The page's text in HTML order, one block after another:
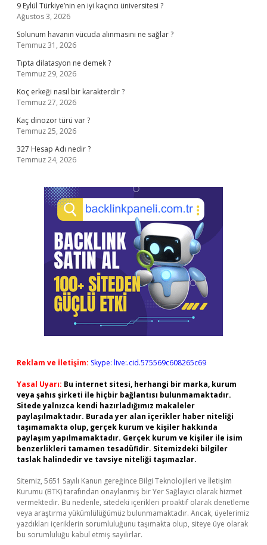
9 Eylül Türkiye’nin en iyi kaçıncı üniversitesi ?
Ağustos 3, 2026
Solunum havanın vücuda alınmasını ne sağlar ?
Temmuz 31, 2026
Tıpta dilatasyon ne demek ?
Temmuz 29, 2026
Koç erkeği nasıl bir karakterdir ?
Temmuz 27, 2026
Kaç dinozor türü var ?
Temmuz 25, 2026
327 Hesap Adı nedir ?
Temmuz 24, 2026
Reklam ve İletişim: Skype: live:.cid.575569c608265c69
Yasal Uyarı: Bu internet sitesi, herhangi bir marka, kurum
veya şahıs şirketi ile hiçbir bağlantısı bulunmamaktadır.
Sitede yalnızca kendi hazırladığımız makaleler
paylaşılmaktadır. Burada yer alan içerikler haber niteliği
taşımamakta olup, gerçek kurum ve kişiler hakkında
paylaşım yapılmamaktadır. Gerçek kurum ve kişiler ile isim
benzerlikleri tamamen tesadüfidir. Sitemizdeki bilgiler
taslak halindedir ve tavsiye niteliği taşımazlar.
Sitemiz, 5651 Sayılı Kanun gereğince Bilgi Teknolojileri ve İletişim
Kurumu (BTK) tarafından onaylanmış bir Yer Sağlayıcı olarak hizmet
vermektedir. Bu nedenle, sitedeki içerikleri proaktif olarak denetleme
veya araştırma yükümlülüğümüz bulunmamaktadır. Ancak, üyelerimiz
yazdıkları içeriklerin sorumluluğunu taşımakta olup, siteye üye olarak
bu sorumluluğu kabul etmiş sayılırlar.